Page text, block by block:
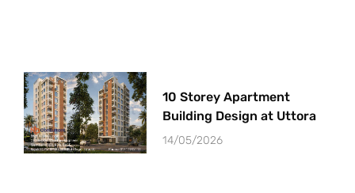
10 Storey Apartment
Building Design at Uttora
14/05/2026